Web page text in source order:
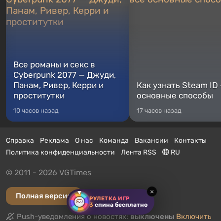
РУЛЕТКА ИГР
3 спина бесплатно
×
Все романы и секс в
Cyberpunk 2077 — Джуди,
Панам, Ривер, Керри и
проститутки
10 часов назад
Как узнать Steam
основные способы
17 часов назад
Справка Реклама О нас Команда Вакансии
Контакты
Политика конфиденциальности
Лента RSS RU
© 2011 - 2026 VGTimes
Полная версия
Push-уведомления о новостях:выключены Включить